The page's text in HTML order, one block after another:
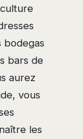
bodegas
bars de
aurez
vous
les